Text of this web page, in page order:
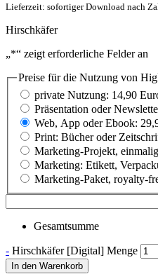
Lieferzeit: sofortiger Download nach
Hirschkäfer
„*“ zeigt erforderliche Felder an
Preise für die Nutzung von
private Nutzung: 14,90
Präsentation oder
Web, App oder Ebook:
Print: Bücher oder
Marketing-Projekt,
Marketing: Etikett,
Marketing-Paket, royalty-
Gesamtsumme
- Hirschkäfer [Digital] Menge
In den Warenkorb